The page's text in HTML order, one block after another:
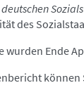
des
wurden Ende